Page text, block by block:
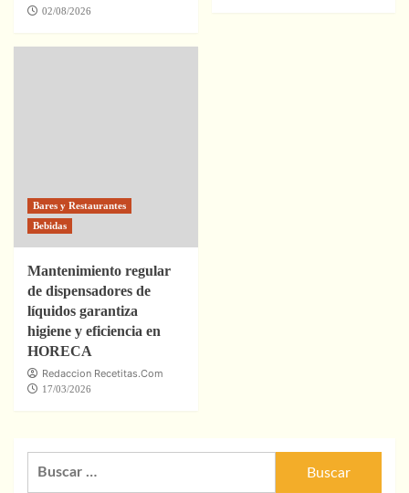
02/08/2026
Bares y Restaurantes
Bebidas
Mantenimiento regular
de dispensadores de
líquidos garantiza
higiene y eficiencia en
HORECA
Redaccion Recetitas.Com
17/03/2026